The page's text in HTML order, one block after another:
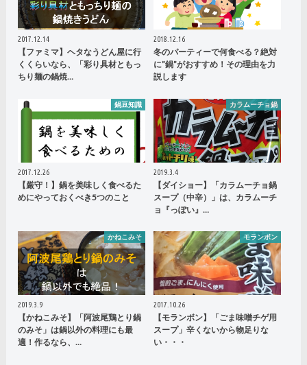
2017.12.14
【ファミマ】ヘタなうどん屋に行
くくらいなら、「彩り具材ともっ
ちり麺の鍋焼…
2018.12.16
冬のパーティーで何食べる？絶対
に”鍋”がおすすめ！その理由を力
説します
鍋豆知識
2017.12.26
【厳守！】鍋を美味しく食べるた
めにやっておくべき5つのこと
カラムーチョ鍋
2019.3.4
【ダイショー】「カラムーチョ鍋
スープ（中辛）」は、カラムーチ
ョ『っぽい』…
かねこみそ
2019.3.9
【かねこみそ】「阿波尾鶏とり鍋
のみそ」は鍋以外の料理にも最
適！作るなら、…
モランボン
2017.10.26
【モランボン】「ごま味噌チゲ用
スープ」辛くないから物足りな
い・・・